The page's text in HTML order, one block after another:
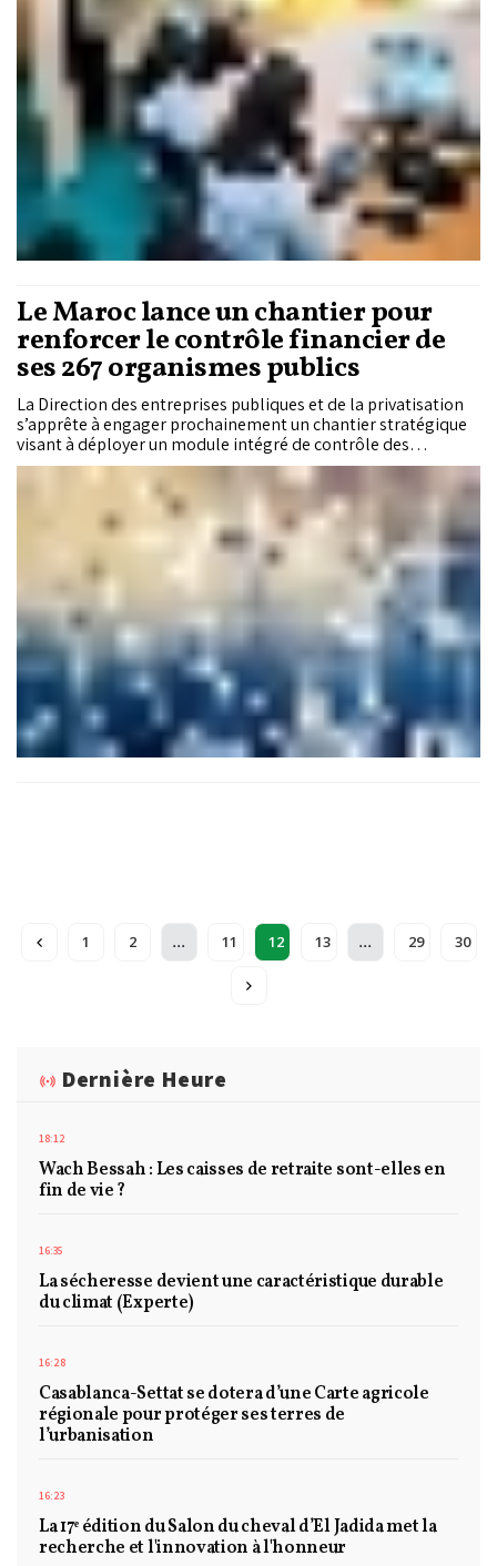
internationale, la montée de l’intelligence artificielle et
l’intensification de la concurrence internationale, il vise à
repositionner le secteur sur des activités à plus forte valeur
ajoutée, en misant sur les compétences, l’innovation et
l’attraction des investissements plutôt que sur le seul
avantage des coûts de main-d’œuvre.
Le Maroc lance un chantier pour
renforcer le contrôle financier de
ses 267 organismes publics
La Direction des entreprises publiques et de la privatisation
s’apprête à engager prochainement un chantier stratégique
visant à déployer un module intégré de contrôle des
établissements et entreprises publics sur sa plateforme
métier. Un projet structurant pour la gouvernance du
portefeuille public, à l’heure où la Loi-Cadre n° 50-21 redéfinit
les missions de l’État actionnaire.
1 2 ... 11 12 13 ... 29 30
Dernière Heure
18:12
Wach Bessah : Les caisses de retraite sont-elles en
fin de vie ?
16:35
La sécheresse devient une caractéristique durable
du climat (Experte)
16:28
Casablanca-Settat se dotera d’une Carte agricole
régionale pour protéger ses terres de
l’urbanisation
16:23
La 17ᵉ édition du Salon du cheval d’El Jadida met la
recherche et l'innovation à l'honneur